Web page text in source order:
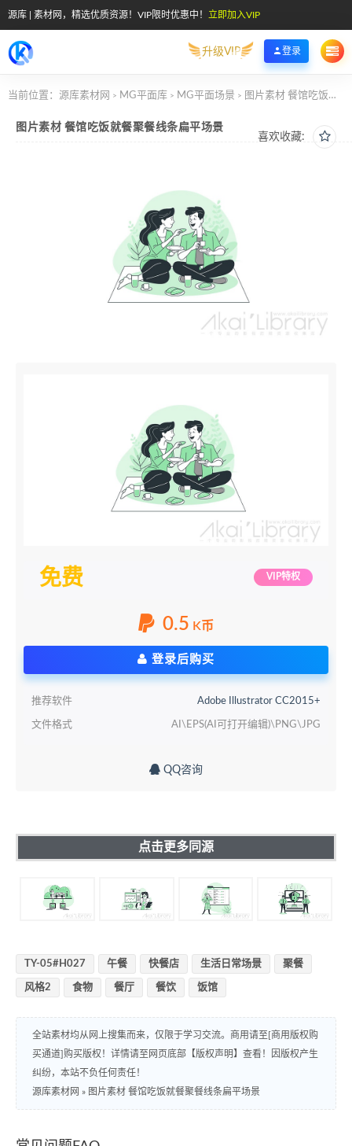
源库 | 素材网，精选优质资源！VIP限时优惠中！ 立即加入VIP
升级VIP 登录
当前位置： 源库素材网 > MG平面库 > MG平面场景 > 图片素材 餐馆吃饭就餐聚餐线条扁平场景
喜欢收藏:
图片素材 餐馆吃饭就餐聚餐线条扁平场景
免费 VIP特权
0.5 K币
登录后购买
推荐软件 Adobe Illustrator CC2015+
文件格式 AI\EPS(AI可打开编辑)\PNG\JPG
QQ咨询
点击更多同源
TY-05#H027 午餐 快餐店 生活日常场景 聚餐
风格2 食物 餐厅 餐饮 饭馆
全站素材均从网上搜集而来，仅限于学习交流。商用请至[商用版权购
买通道]购买版权！详情请至网页底部【版权声明】查看！因版权产生
纠纷，本站不负任何责任！
源库素材网 » 图片素材 餐馆吃饭就餐聚餐线条扁平场景